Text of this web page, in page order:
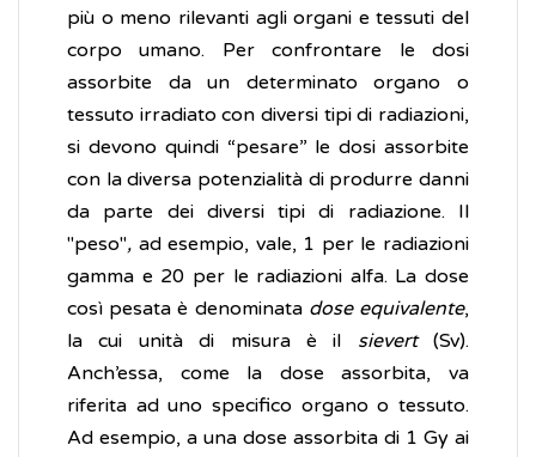
più o meno rilevanti agli organi e tessuti del
corpo umano. Per confrontare le dosi
assorbite da un determinato organo o
tessuto irradiato con diversi tipi di radiazioni,
si devono quindi “pesare” le dosi assorbite
con la diversa potenzialità di produrre danni
da parte dei diversi tipi di radiazione. Il
"peso", ad esempio, vale, 1 per le radiazioni
gamma e 20 per le radiazioni alfa. La dose
così pesata è denominata dose equivalente,
la cui unità di misura è il sievert (Sv).
Anch’essa, come la dose assorbita, va
riferita ad uno specifico organo o tessuto.
Ad esempio, a una dose assorbita di 1 Gy ai